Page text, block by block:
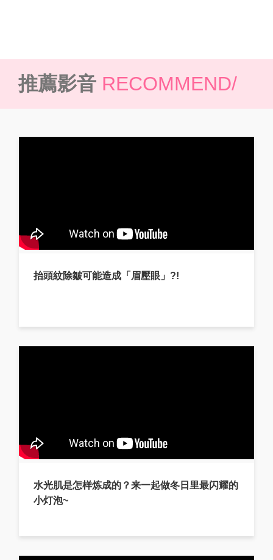
推薦影音 RECOMMEND/
抬頭紋除皺可能造成「眉壓眼」?!
水光肌是怎样炼成的？来一起做冬日里最闪耀的
小灯泡~